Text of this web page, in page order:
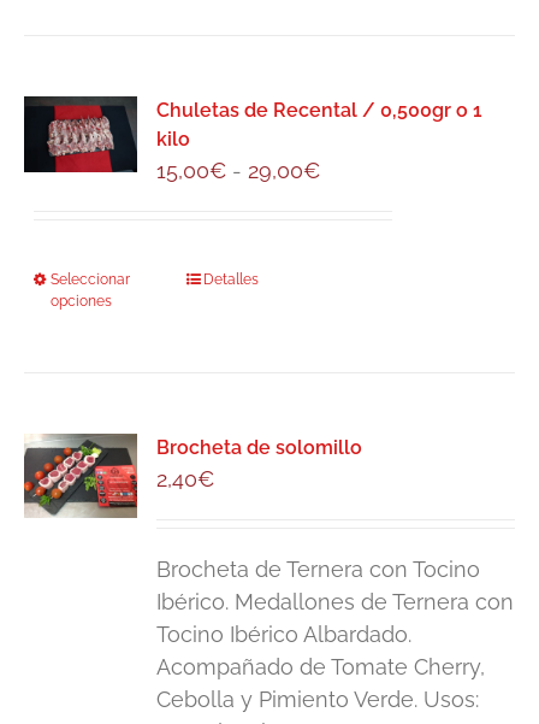
Chuletas de Recental / 0,500gr o 1
kilo
15,00€ - 29,00€Rango
Seleccionar
opciones
Este
Las
opciones
elegir
en
la
página
de
Detalles
Brocheta de solomillo
2,40€
Brocheta de Ternera con Tocino
Ibérico. Medallones de Ternera con
Tocino Ibérico Albardado.
Acompañado de Tomate Cherry,
Cebolla y Pimiento Verde. Usos: